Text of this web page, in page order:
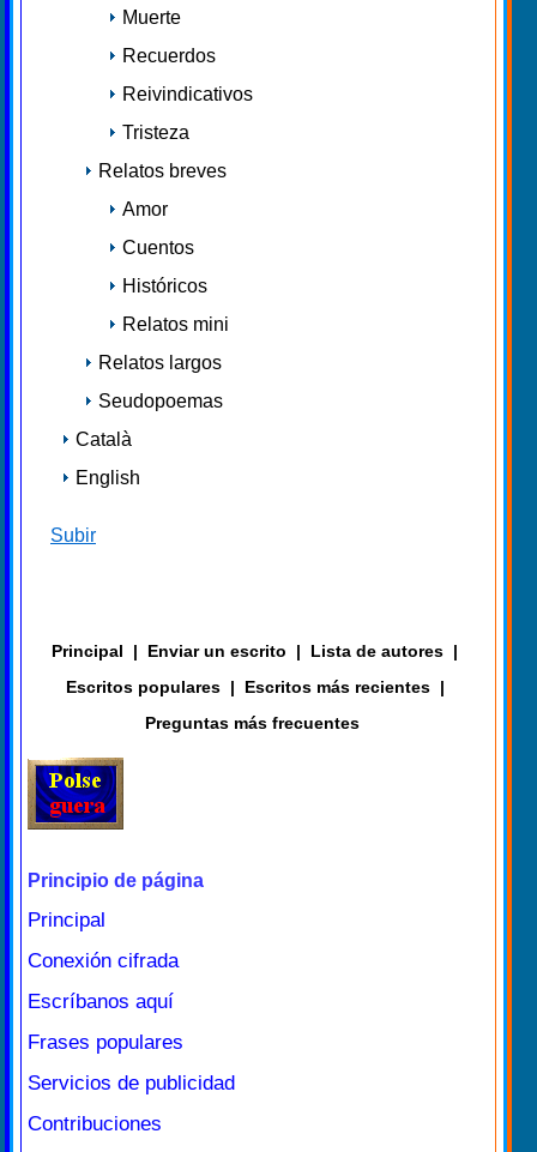
Muerte
Recuerdos
Reivindicativos
Tristeza
Relatos breves
Amor
Cuentos
Históricos
Relatos mini
Relatos largos
Seudopoemas
Català
English
Subir
Principal | Enviar un escrito | Lista de autores |
Escritos populares | Escritos más recientes |
Preguntas más frecuentes
Principio de página
Principal
Conexión cifrada
Escríbanos aquí
Frases populares
Servicios de publicidad
Contribuciones